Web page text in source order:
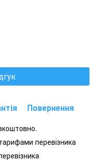
Повернення
перевізника